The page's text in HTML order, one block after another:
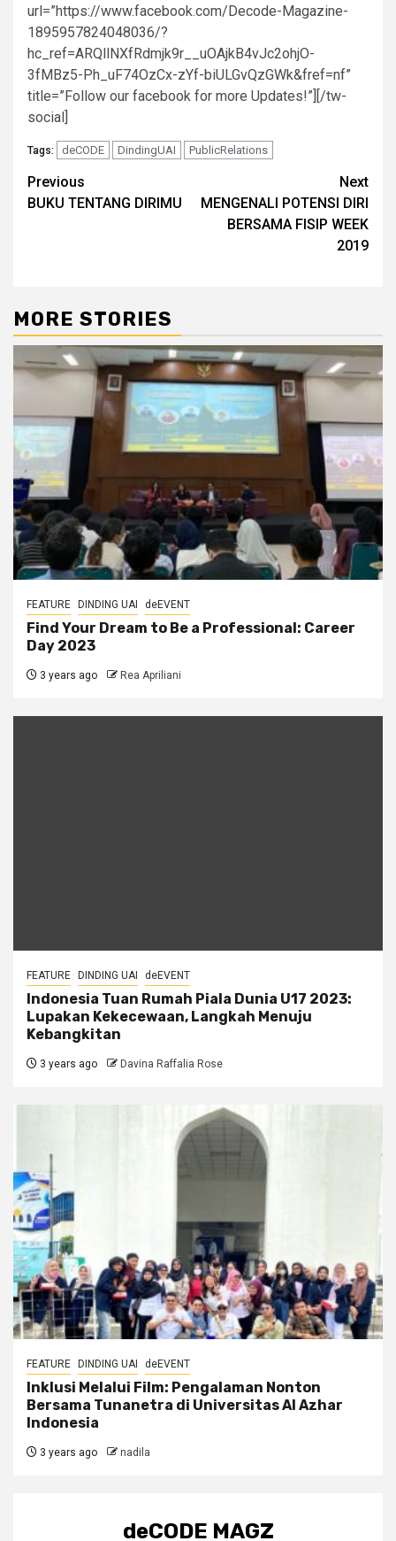
url=”https://www.facebook.com/Decode-Magazine-
1895957824048036/?
hc_ref=ARQllNXfRdmjk9r__uOAjkB4vJc2ohjO-
3fMBz5-Ph_uF74OzCx-zYf-biULGvQzGWk&fref=nf”
title=”Follow our facebook for more Updates!”][/tw-
social]
Tags: deCODE DindingUAI PublicRelations
Post
navigation
Previous
BUKU TENTANG DIRIMU
Next
MENGENALI POTENSI DIRI
BERSAMA FISIP WEEK
2019
MORE STORIES
FEATURE DINDING UAI deEVENT
Find Your Dream to Be a Professional: Career
Day 2023
3 years ago Rea Apriliani
FEATURE DINDING UAI deEVENT
Indonesia Tuan Rumah Piala Dunia U17 2023:
Lupakan Kekecewaan, Langkah Menuju
Kebangkitan
3 years ago Davina Raffalia Rose
FEATURE DINDING UAI deEVENT
Inklusi Melalui Film: Pengalaman Nonton
Bersama Tunanetra di Universitas Al Azhar
Indonesia
3 years ago nadila
deCODE MAGZ